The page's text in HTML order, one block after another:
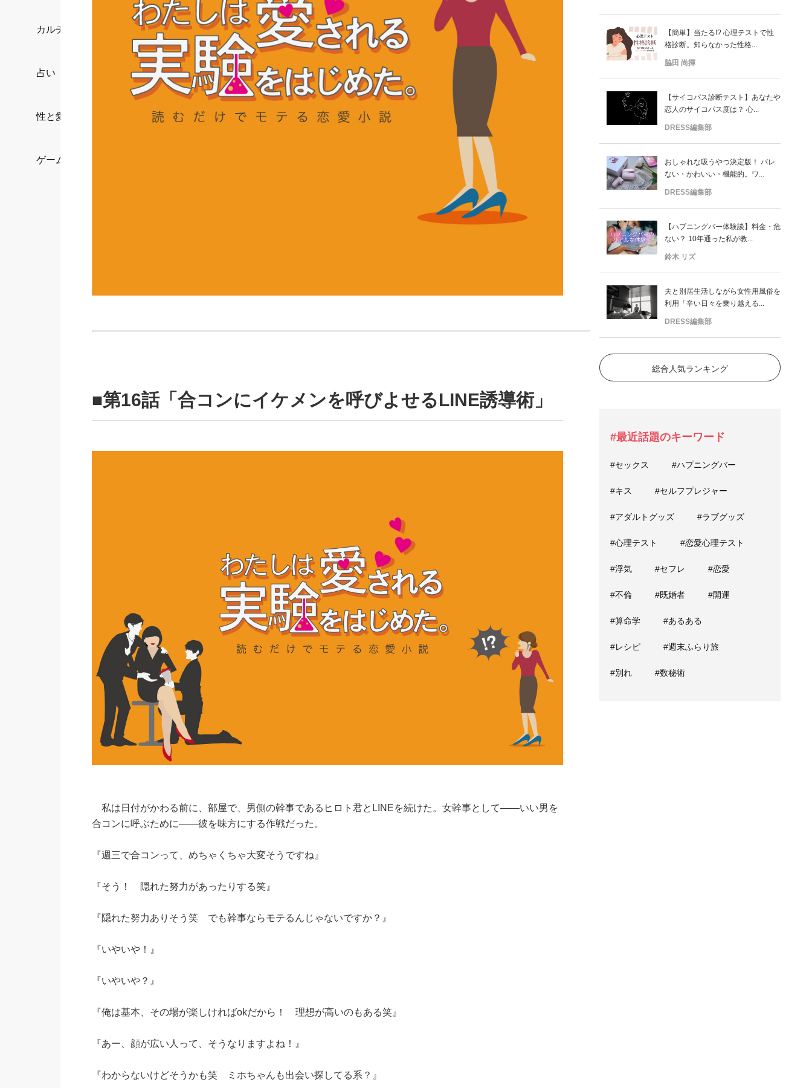
カルチャー/エンタメ
占い
性と愛
ゲーム
■第16話「合コンにイケメンを呼びよせるLINE誘導術」
私は日付がかわる前に、部屋で、男側の幹事であるヒロト君とLINEを続けた。女幹事として——いい男を
合コンに呼ぶために——彼を味方にする作戦だった。
『週三で合コンって、めちゃくちゃ大変そうですね』
『そう！ 隠れた努力があったりする笑』
『隠れた努力ありそう笑 でも幹事ならモテるんじゃないですか？』
『いやいや！』
『いやいや？』
『俺は基本、その場が楽しければokだから！ 理想が高いのもある笑』
『あー、顔が広い人って、そうなりますよね！』
『わからないけどそうかも笑 ミホちゃんも出会い探してる系？』
【簡単】当たる!? 心理テストで性
格診断。知らなかった性格...
脇田 尚揮
【サイコパス診断テスト】あなたや
恋人のサイコパス度は？ 心...
DRESS編集部
おしゃれな吸うやつ決定版！ バレ
ない・かわいい・機能的。ワ...
DRESS編集部
【ハプニングバー体験談】料金・危
ない？ 10年通った私が教...
鈴木 リズ
夫と別居生活しながら女性用風俗を
利用「辛い日々を乗り越える...
DRESS編集部
総合人気ランキング
#最近話題のキーワード
#セックス #ハプニングバー
#キス #セルフプレジャー
#アダルトグッズ #ラブグッズ
#心理テスト #恋愛心理テスト
#浮気 #セフレ #恋愛
#不倫 #既婚者 #開運
#算命学 #あるある
#レシピ #週末ふらり旅
#別れ #数秘術